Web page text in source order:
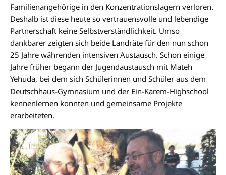
Familienangehörige in den Konzentrationslagern verloren.
Deshalb ist diese heute so vertrauensvolle und lebendige
Partnerschaft keine Selbstverständlichkeit. Umso
dankbarer zeigten sich beide Landräte für den nun schon
25 Jahre währenden intensiven Austausch. Schon einige
Jahre früher begann der Jugendaustausch mit Mateh
Yehuda, bei dem sich Schülerinnen und Schüler aus dem
Deutschhaus-Gymnasium und der Ein-Karem-Highschool
kennenlernen konnten und gemeinsame Projekte
erarbeiteten.